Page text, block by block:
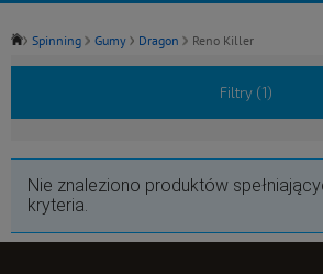
Spinning Gumy Dragon Reno Killer
Filtry (1)
Nie znaleziono produktów
kryteria.